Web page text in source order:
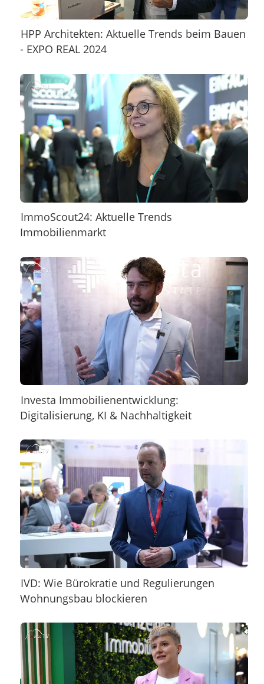
HPP Architekten: Aktuelle Trends beim Bauen
- EXPO REAL 2024
ImmoScout24: Aktuelle Trends
Immobilienmarkt
Investa Immobilienentwicklung:
Digitalisierung, KI & Nachhaltigkeit
IVD: Wie Bürokratie und Regulierungen
Wohnungsbau blockieren